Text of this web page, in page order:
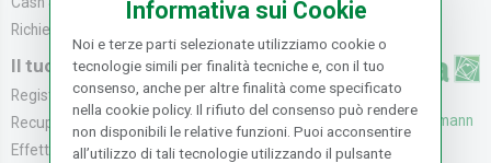
Richiedi catalogo
Il tuo Account
Registrati
Recupera la Passwo...
Effettua un Reso
UFFICI: V. Senna 44/46, Osmann
oro Sesto F.no (FI)
Informativa sui Cookie
Noi e terze parti selezionate utilizziamo cookie o
tecnologie simili per finalità tecniche e, con il tuo
consenso, anche per altre finalità come specificato
nella cookie policy. Il rifiuto del consenso può rendere
non disponibili le relative funzioni. Puoi acconsentire
all’utilizzo di tali tecnologie utilizzando il pulsante